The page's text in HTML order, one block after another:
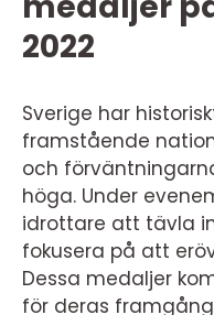
2022
Sverige har
framstående
och
höga. Under
idrottare att tävla
fokusera på att
Dessa medaljer
för deras